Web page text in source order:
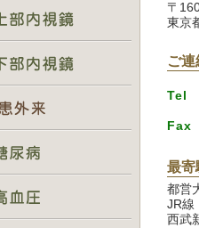
〒
東京
ご連
Tel
Fax
最寄
都営
JR線
西武